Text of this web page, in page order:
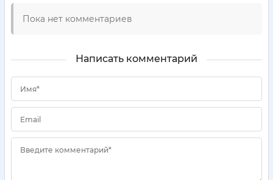
Пока нет комментариев
Написать комментарий
Имя*
Email
Введите комментарий*